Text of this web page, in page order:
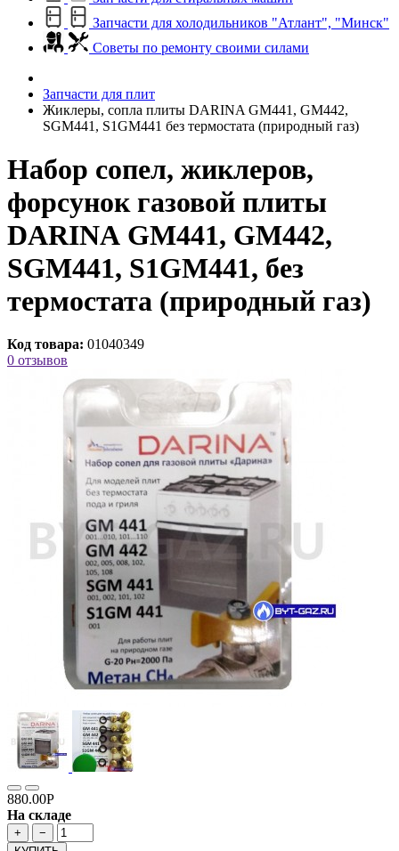
Запчасти для холодильников "Атлант", "Минск"
Советы по ремонту своими силами
Запчасти для плит
Жиклеры, сопла плиты DARINA GM441, GM442,
SGM441, S1GM441 без термостата (природный газ)
Набор сопел, жиклеров,
форсунок газовой плиты
DARINA GM441, GM442,
SGM441, S1GM441, без
термостата (природный газ)
Код товара: 01040349
0 отзывов
880.00Р
На складе
+
−